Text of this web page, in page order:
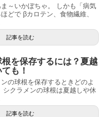
～いかぼちゃ。 しかも「病気
どで βカロテン、食物繊維、
記事を読む
を保存するには？夏越
も！
の球根を保存するときどのよ
シクラメンの球根は夏越しや休
記事を読む